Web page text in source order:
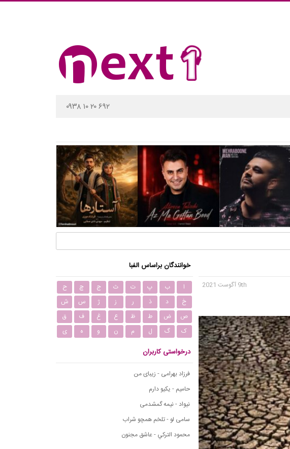
۰۹۳۸ ۱۰ ۲۰ ۶۹۲
9th آگوست 2021
خوانندگان براساس الفبا
ا ب پ ت ث ج چ
ح
خ
د ذ ر ز ژ س
ش
ص
ض ط ظ ع غ ف
ق
ک
گ ل م ن و ه ی
درخواستی کاربران
فرزاد بهرامی - زیبای من
حامیم - یکیو دارم
نیواد - نیمه گمشدمی
سامی لو - تلخم همچو شراب
محمود التركي - عاشق مجنون